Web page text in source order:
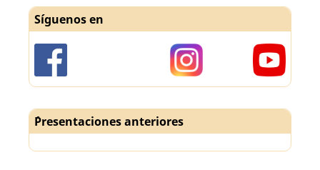
Síguenos en
´Presentaciones anteriores